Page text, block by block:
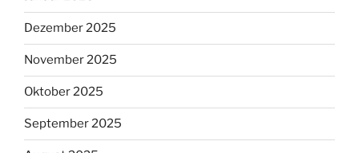
Dezember 2025
November 2025
Oktober 2025
September 2025